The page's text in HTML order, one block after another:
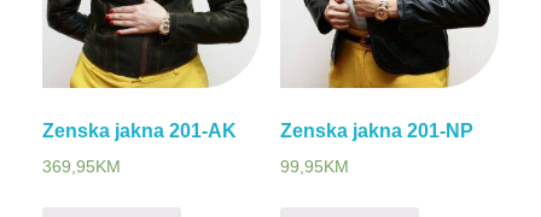
Zenska jakna 201-AK
369,95 KM
Zenska jakna 201-NP
99,95 KM